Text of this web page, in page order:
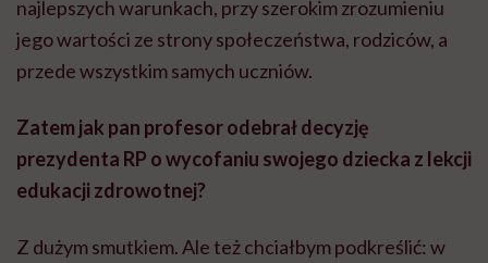
najlepszych warunkach, przy szerokim zrozumieniu
jego wartości ze strony społeczeństwa, rodziców, a
przede wszystkim samych uczniów.
Zatem jak pan profesor odebrał decyzję
prezydenta RP o wycofaniu swojego dziecka z lekcji
edukacji zdrowotnej?
Z dużym smutkiem. Ale też chciałbym podkreślić: w